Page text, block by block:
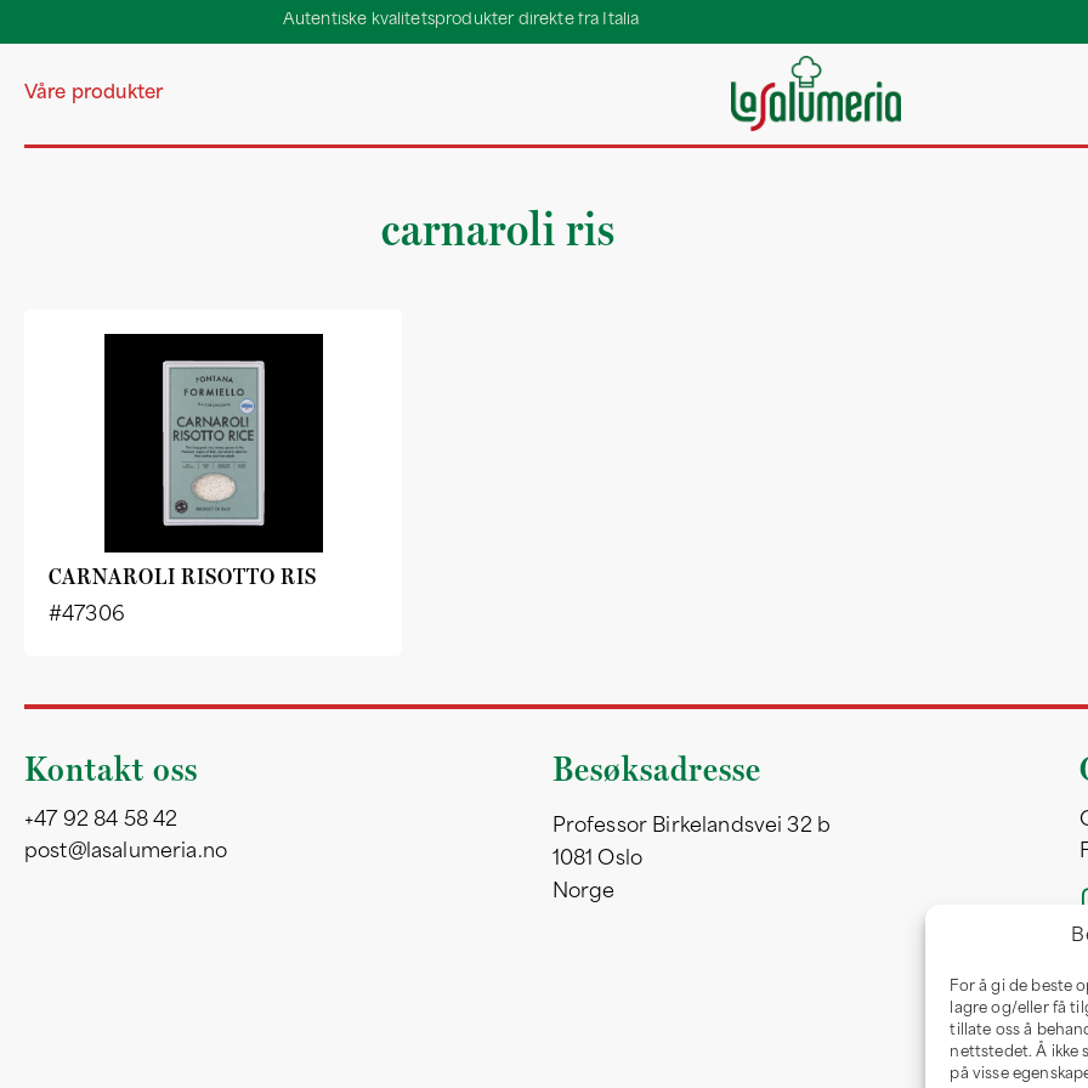
For å gi de beste
lagre og/eller få
tillate oss å
nettstedet. Å ikke
på visse
Autentiske kvalitetsprodukter direkte fra Italia
Våre produkter
carnaroli ris
CARNAROLI RISOTTO RIS
#47306
Kontakt oss
+47 92 84 58 42
post@lasalumeria.no
Besøksadresse
Professor Birkelandsvei 32 b
1081 Oslo
Norge